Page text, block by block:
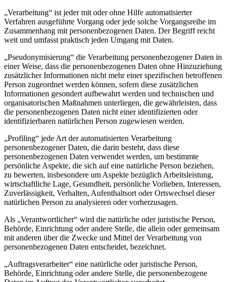
„Verarbeitung“ ist jeder mit oder ohne Hilfe automatisierter
Verfahren ausgeführte Vorgang oder jede solche Vorgangsreihe im
Zusammenhang mit personenbezogenen Daten. Der Begriff reicht
weit und umfasst praktisch jeden Umgang mit Daten.
„Pseudonymisierung“ die Verarbeitung personenbezogener Daten in
einer Weise, dass die personenbezogenen Daten ohne Hinzuziehung
zusätzlicher Informationen nicht mehr einer spezifischen betroffenen
Person zugeordnet werden können, sofern diese zusätzlichen
Informationen gesondert aufbewahrt werden und technischen und
organisatorischen Maßnahmen unterliegen, die gewährleisten, dass
die personenbezogenen Daten nicht einer identifizierten oder
identifizierbaren natürlichen Person zugewiesen werden.
„Profiling“ jede Art der automatisierten Verarbeitung
personenbezogener Daten, die darin besteht, dass diese
personenbezogenen Daten verwendet werden, um bestimmte
persönliche Aspekte, die sich auf eine natürliche Person beziehen,
zu bewerten, insbesondere um Aspekte bezüglich Arbeitsleistung,
wirtschaftliche Lage, Gesundheit, persönliche Vorlieben, Interessen,
Zuverlässigkeit, Verhalten, Aufenthaltsort oder Ortswechsel dieser
natürlichen Person zu analysieren oder vorherzusagen.
Als „Verantwortlicher“ wird die natürliche oder juristische Person,
Behörde, Einrichtung oder andere Stelle, die allein oder gemeinsam
mit anderen über die Zwecke und Mittel der Verarbeitung von
personenbezogenen Daten entscheidet, bezeichnet.
„Auftragsverarbeiter“ eine natürliche oder juristische Person,
Behörde, Einrichtung oder andere Stelle, die personenbezogene